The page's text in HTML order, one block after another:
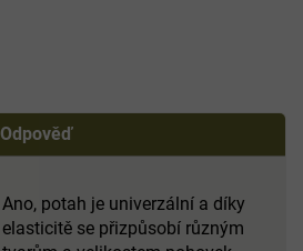
Odpověď
Ano, potah je univerzální a díky
elasticitě se přizpůsobí různým